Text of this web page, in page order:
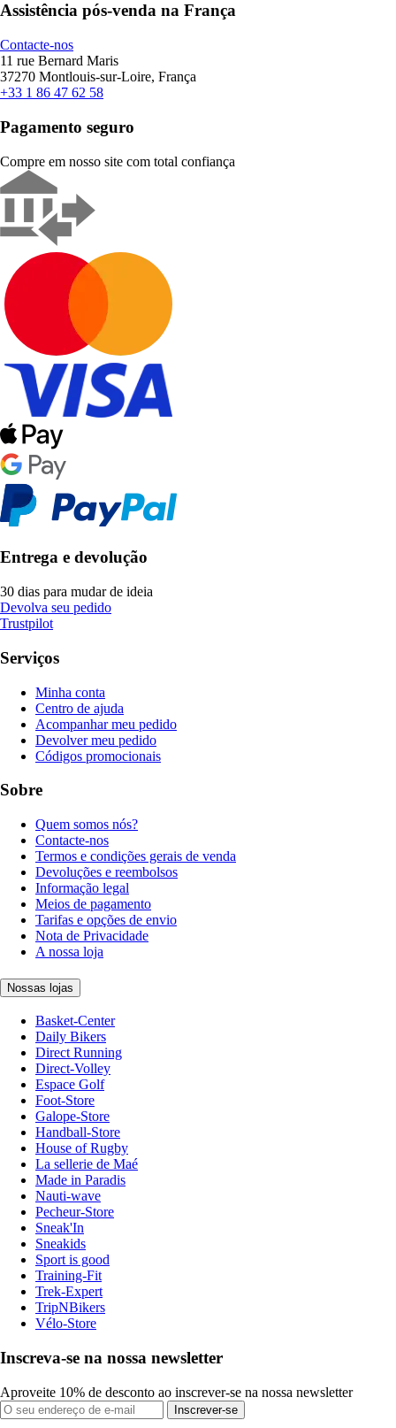
Assistência pós-venda na França
Contacte-nos
11 rue Bernard Maris
37270 Montlouis-sur-Loire, França
+33 1 86 47 62 58
Pagamento seguro
Compre em nosso site com total confiança
Entrega e devolução
30 dias para mudar de ideia
Devolva seu pedido
Trustpilot
Serviços
Minha conta
Centro de ajuda
Acompanhar meu pedido
Devolver meu pedido
Códigos promocionais
Sobre
Quem somos nós?
Contacte-nos
Termos e condições gerais de venda
Devoluções e reembolsos
Informação legal
Meios de pagamento
Tarifas e opções de envio
Nota de Privacidade
A nossa loja
Nossas lojas
Basket-Center
Daily Bikers
Direct Running
Direct-Volley
Espace Golf
Foot-Store
Galope-Store
Handball-Store
House of Rugby
La sellerie de Maé
Made in Paradis
Nauti-wave
Pecheur-Store
Sneak'In
Sneakids
Sport is good
Training-Fit
Trek-Expert
TripNBikers
Vélo-Store
Inscreva-se na nossa newsletter
Aproveite 10% de desconto ao inscrever-se na nossa newsletter
Inscrever-se